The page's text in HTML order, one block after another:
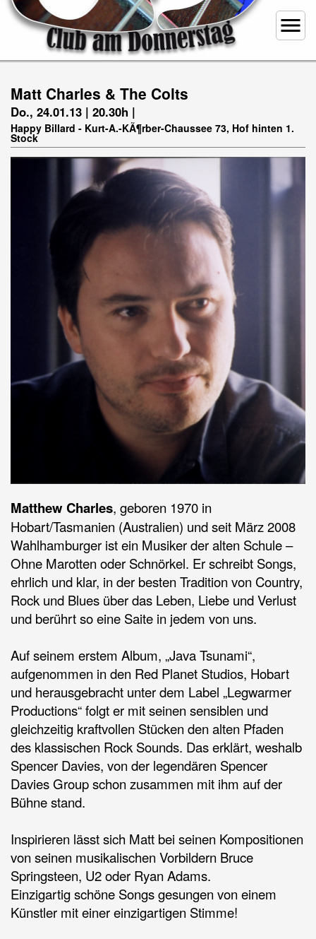
menu
Matt Charles & The Colts
Do., 24.01.13 | 20.30h |
Happy Billard - Kurt-A.-KÃ¶rber-Chaussee 73, Hof hinten 1.
Stock
Matthew Charles, geboren 1970 in
Hobart/Tasmanien (Australien) und seit März 2008
Wahlhamburger ist ein Musiker der alten Schule –
Ohne Marotten oder Schnörkel. Er schreibt Songs,
ehrlich und klar, in der besten Tradition von Country,
Rock und Blues über das Leben, Liebe und Verlust
und berührt so eine Saite in jedem von uns.
Auf seinem erstem Album, „Java Tsunami“,
aufgenommen in den Red Planet Studios, Hobart
und herausgebracht unter dem Label „Legwarmer
Productions“ folgt er mit seinen sensiblen und
gleichzeitig kraftvollen Stücken den alten Pfaden
des klassischen Rock Sounds. Das erklärt, weshalb
Spencer Davies, von der legendären Spencer
Davies Group schon zusammen mit ihm auf der
Bühne stand.
Inspirieren lässt sich Matt bei seinen Kompositionen
von seinen musikalischen Vorbildern Bruce
Springsteen, U2 oder Ryan Adams.
Einzigartig schöne Songs gesungen von einem
Künstler mit einer einzigartigen Stimme!